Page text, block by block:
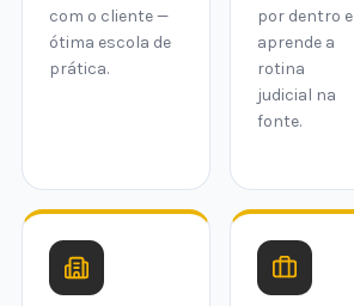
com o cliente —
ótima escola de
prática.
por dentro e
aprende a
rotina
judicial na
fonte.